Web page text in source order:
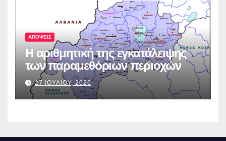
ΑΠΟΨΕΙΣ
Η αριθμητική της εγκατάλειψης
των παραμεθόριων περιοχών
27 ΙΟΥΛΙΟΥ, 2026